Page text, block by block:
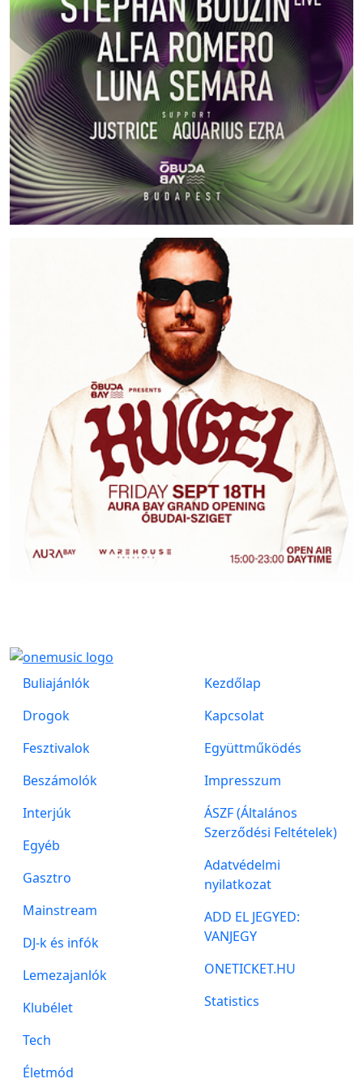
Buliajánlók
Drogok
Fesztivalok
Beszámolók
Interjúk
Egyéb
Gasztro
Mainstream
DJ-k és infók
Lemezajanlók
Klubélet
Tech
Életmód
Kezdőlap
Kapcsolat
Együttműködés
Impresszum
ÁSZF (Általános
Szerződési Feltételek)
Adatvédelmi
nyilatkozat
ADD EL JEGYED:
VANJEGY
ONETICKET.HU
Statistics